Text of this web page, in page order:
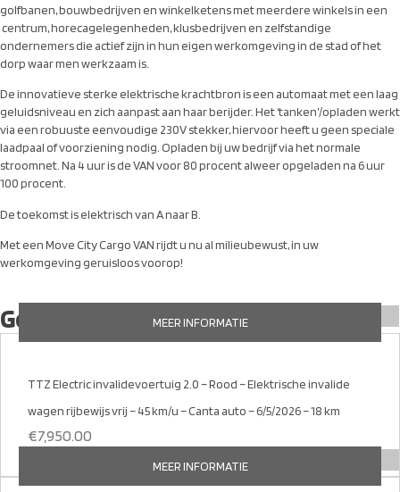
golfbanen, bouwbedrijven en winkelketens met meerdere winkels in een
centrum, horecagelegenheden, klusbedrijven en zelfstandige
ondernemers die actief zijn in hun eigen werkomgeving in de stad of het
dorp waar men werkzaam is.
De innovatieve sterke elektrische krachtbron is een automaat met een laag
geluidsniveau en zich aanpast aan haar berijder. Het ‘tanken’/opladen werkt
via een robuuste eenvoudige 230V stekker, hiervoor heeft u geen speciale
laadpaal of voorziening nodig. Opladen bij uw bedrijf via het normale
stroomnet. Na 4 uur is de VAN voor 80 procent alweer opgeladen na 6 uur
100 procent.
De toekomst is elektrisch van A naar B.
Met een Move City Cargo VAN rijdt u nu al milieubewust, in uw
werkomgeving geruisloos voorop!
Gerelateerde producten
MEER INFORMATIE
TTZ Electric invalidevoertuig 2.0 – Rood – Elektrische invalide
wagen rijbewijs vrij – 45 km/u – Canta auto – 6/5/2026 – 18 km
€7,950.00
MEER INFORMATIE